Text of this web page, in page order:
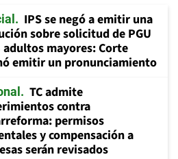
IPS se negó a emitir una
sobre solicitud de PGU
adultos mayores: Corte
emitir un pronunciamiento
TC admite
contra
permisos
y compensación a
serán revisados